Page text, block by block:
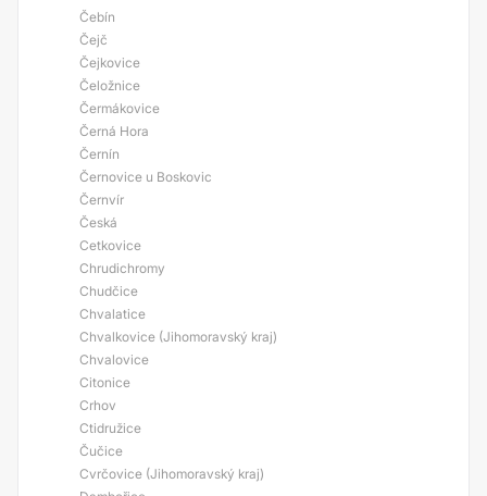
Čebín
Čejč
Čejkovice
Čeložnice
Čermákovice
Černá Hora
Černín
Černovice u Boskovic
Černvír
Česká
Cetkovice
Chrudichromy
Chudčice
Chvalatice
Chvalkovice (Jihomoravský kraj)
Chvalovice
Citonice
Crhov
Ctidružice
Čučice
Cvrčovice (Jihomoravský kraj)